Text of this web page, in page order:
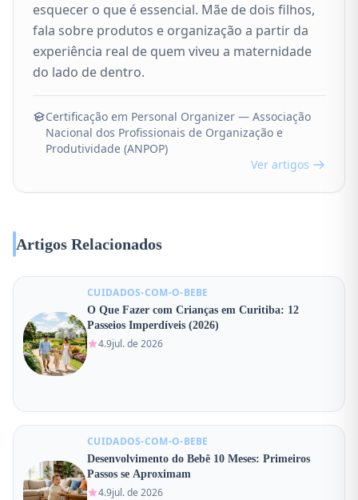
esquecer o que é essencial. Mãe de dois filhos,
fala sobre produtos e organização a partir da
experiência real de quem viveu a maternidade
do lado de dentro.
Certificação em Personal Organizer — Associação
Nacional dos Profissionais de Organização e
Produtividade (ANPOP)
Ver artigos
Artigos Relacionados
CUIDADOS-COM-O-BEBE
O Que Fazer com Crianças em Curitiba: 12
Passeios Imperdíveis (2026)
4.9jul. de 2026
CUIDADOS-COM-O-BEBE
Desenvolvimento do Bebê 10 Meses: Primeiros
Passos se Aproximam
4.9jul. de 2026